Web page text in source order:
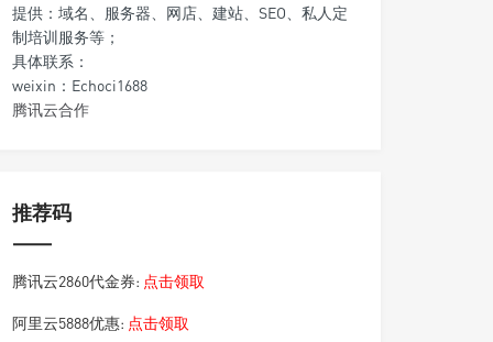
提供：域名、服务器、网店、建站、SEO、私人定
制培训服务等；
具体联系：
weixin：Echoci1688
腾讯云合作
推荐码
腾讯云2860代金券: 点击领取
阿里云5888优惠: 点击领取